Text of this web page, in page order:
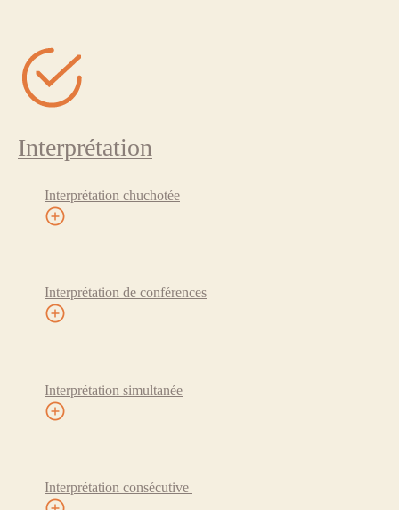
Interprétation
Interprétation chuchotée
Interprétation de conférences
Interprétation simultanée
Interprétation consécutive